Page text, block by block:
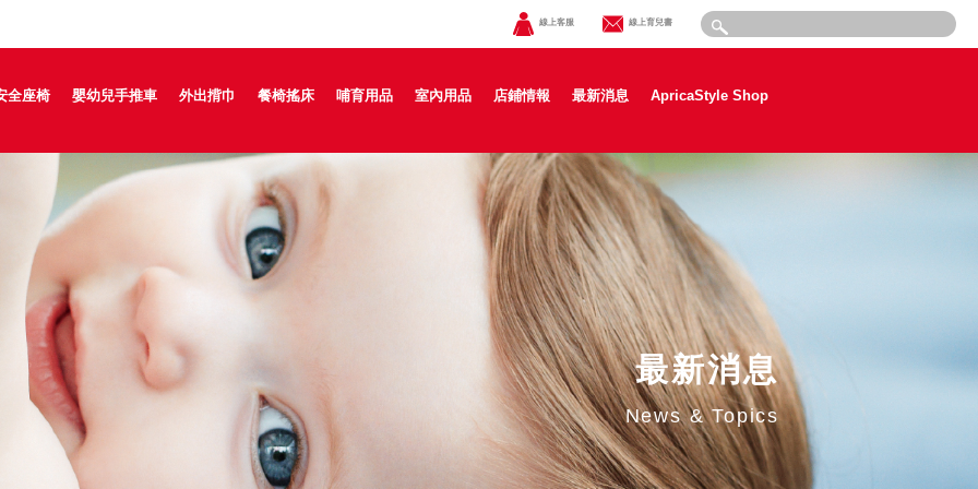
線上客服 線上育兒書
全座椅 嬰幼兒手推車 外出揹巾 餐椅搖床 哺育用品 室內用品 店鋪情報 最新消息 ApricaStyle Shop
最新消息
News & Topics